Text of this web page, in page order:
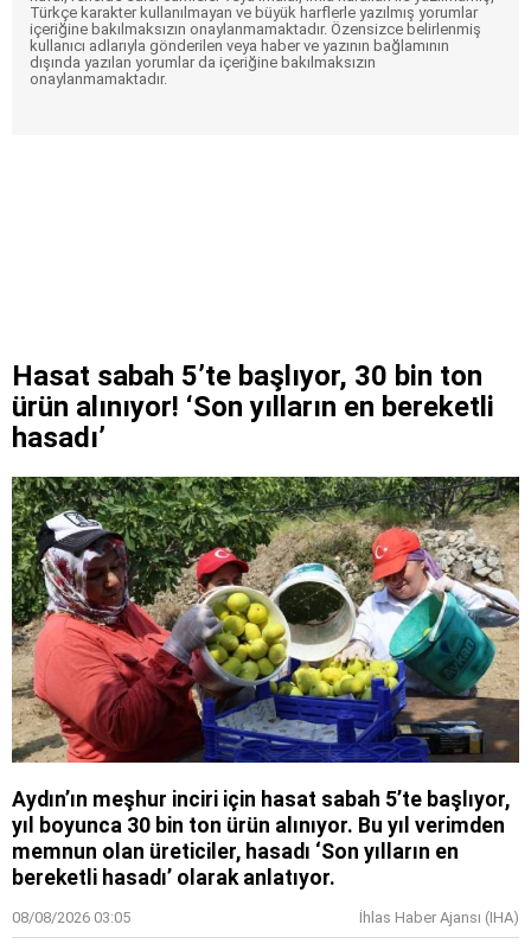
Türkçe karakter kullanılmayan ve büyük harflerle yazılmış yorumlar
içeriğine bakılmaksızın onaylanmamaktadır. Özensizce belirlenmiş
kullanıcı adlarıyla gönderilen veya haber ve yazının bağlamının
dışında yazılan yorumlar da içeriğine bakılmaksızın
onaylanmamaktadır.
Hasat sabah 5’te başlıyor, 30 bin ton
ürün alınıyor! ‘Son yılların en bereketli
hasadı’
Aydın’ın meşhur inciri için hasat sabah 5’te başlıyor,
yıl boyunca 30 bin ton ürün alınıyor. Bu yıl verimden
memnun olan üreticiler, hasadı ‘Son yılların en
bereketli hasadı’ olarak anlatıyor.
08/08/2026 03:05 İhlas Haber Ajansı (IHA)